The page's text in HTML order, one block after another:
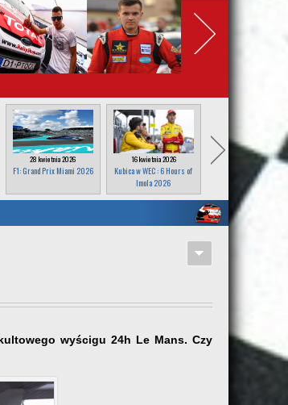
28 kwietnia 2026
F1: Grand Prix Miami 2026
16 kwietnia 2026
Kubica w WEC : 6 Hours of
Imola 2026
25 marca 2026
F1: Grand Prix Japonii
2026
wyścigu 24h Le Mans. Czy